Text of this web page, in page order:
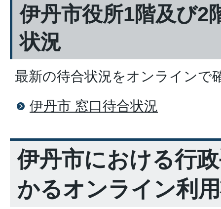
伊丹市役所1階及び2
状況
最新の待合状況をオンラインで
伊丹市 窓口待合状況
伊丹市における行
かるオンライン利